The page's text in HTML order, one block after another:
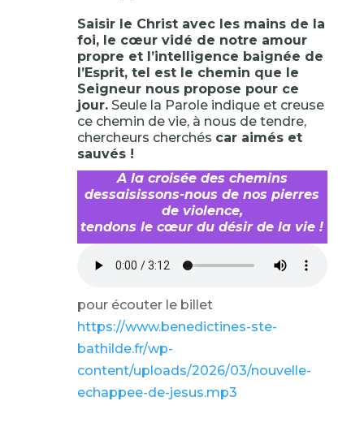
Saisir le Christ avec les mains de la
foi, le cœur vidé de notre amour
propre et l’intelligence baignée de
l’Esprit, tel est le chemin que le
Seigneur nous propose pour ce
jour.Seule la Parole indique et creuse
ce chemin de vie, à nous de tendre,
chercheurs cherchés car aimés et
sauvés !
A la croisée des chemins
dessaisissons-nous de nos pierres
de violence,
tendons le cœur du désir de la vie !
pour écouter le billet
https://www.benedictines-ste-
bathilde.fr/wp-
content/uploads/2026/03/nouvelle-
echappee-de-jesus.mp3